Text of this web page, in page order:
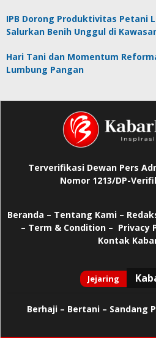
IPB Dorong Produktivitas Petani
Salurkan Benih Unggul di
Hari Tani dan Momentum
Lumbung Pangan
Terverifikasi Dewan Pers
Nomor 1213/DP-
Beranda – Tentang Kami –
– Term & Condition – Privacy
Kontak
Berhaji– Bertani – Sandang